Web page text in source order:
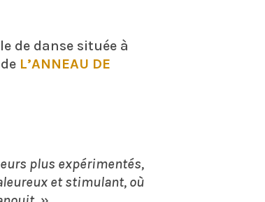
de danse située à
L’ANNEAU DE
plus expérimentés,
et stimulant, où